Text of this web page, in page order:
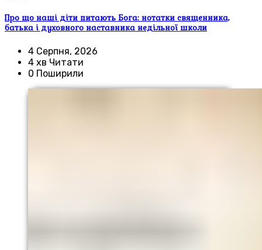
Про що наші діти питають Бога: нотатки священника,
батька і духовного наставника недільної школи
4 Серпня, 2026
4 хв Читати
0 Поширили